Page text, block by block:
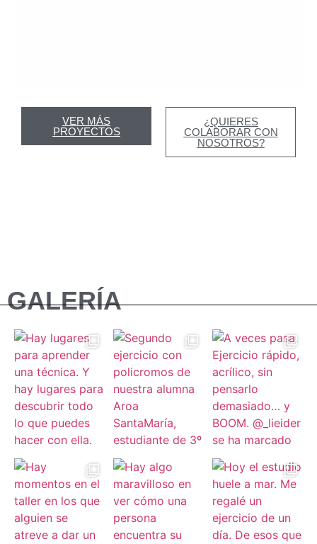
VER MÁS
PROYECTOS
¿QUIERES
COLABORAR CON
NOSOTROS?
GALERÍA